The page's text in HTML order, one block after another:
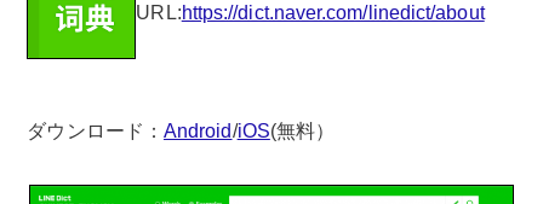
URL:https://dict.naver.com/linedict/about
ダウンロード： Android/iOS(無料）